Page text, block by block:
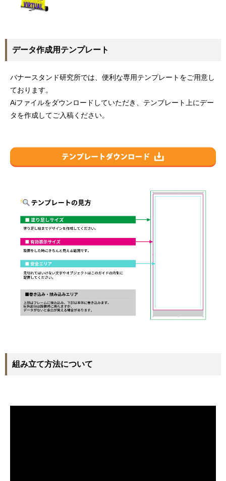
データ作成用テンプレート
バナースタンド研究所では、便利な専用テンプレートをご用意し
ております。
Aiファイルをダウンロードしていただき、テンプレート上にデー
タを作成してご入稿ください。
組み立て方法について